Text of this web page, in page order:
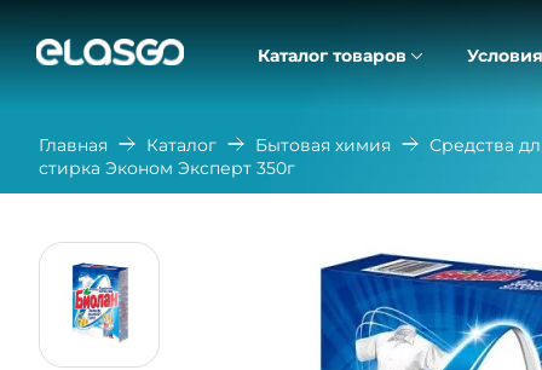
Каталог товаров
Главная Каталог Бытовая химия
Средства
стирка Эконом Эксперт 350г